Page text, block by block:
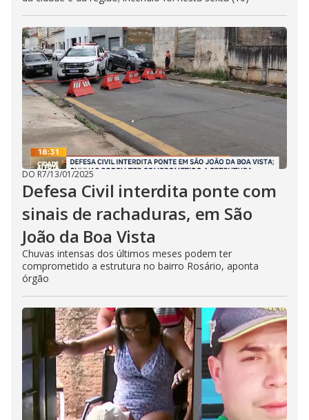
DO R7/13/01/2025
Defesa Civil interdita ponte com
sinais de rachaduras, em São
João da Boa Vista
Chuvas intensas dos últimos meses podem ter
comprometido a estrutura no bairro Rosário, aponta
órgão